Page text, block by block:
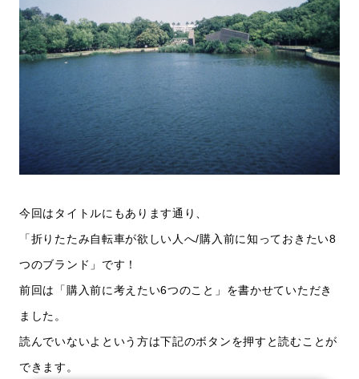
今回はタイトルにもあります通り、
「折りたたみ自転車が欲しい人へ/購入前に知っておきたい8
つのブランド」です！
前回は「購入前に考えたい6つのこと」を書かせていただき
ました。
読んでいないよという方は下記のボタンを押すと読むことが
できます。